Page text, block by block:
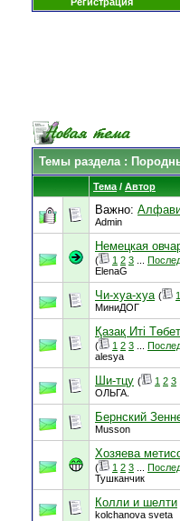
Темы раздела:
Тема / Автор
Важно:
Admin
Немецкая
( 1 2 3
ElenaG
Чи-хуа-хуа ( 1
МиниДОГ
Қазақ Иті
( 1 2 3
alesya
Ши-тцу ( 1 2 3
ОЛЬГА.
Бернский
Musson
Хозяева
( 1 2 3
Тушканчик
Колли и шелти
kolchanova sveta